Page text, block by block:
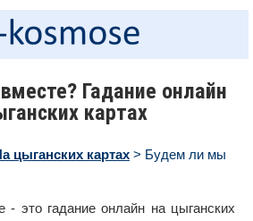
Гадание онлайн
картах
цыганских картах > Будем ли мы
это гадание онлайн на цыганских